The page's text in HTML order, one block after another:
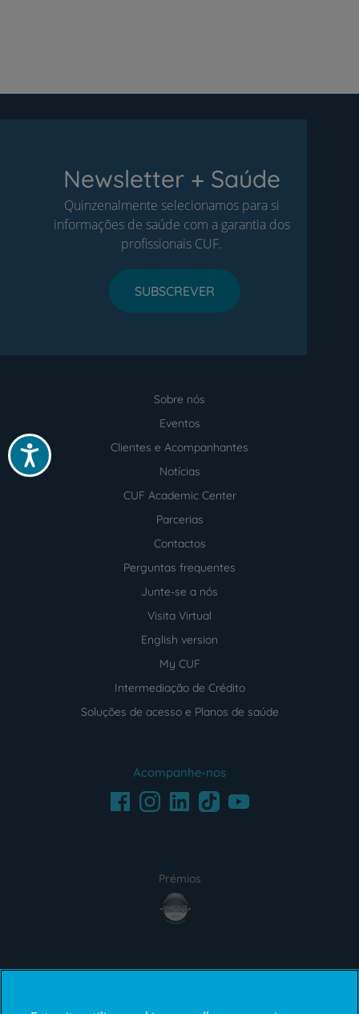
Acessibilidade
Newsletter + Saúde
Quinzenalmente selecionamos para si
informações de saúde com a garantia dos
profissionais CUF.
SUBSCREVER
Sobre nós
Eventos
Clientes e Acompanhantes
Notícias
CUF Academic Center
Parcerias
Contactos
Perguntas frequentes
Junte-se a nós
Visita Virtual
English version
My CUF
Intermediação de Crédito
Soluções de acesso e Planos de saúde
Acompanhe-nos
FacebookInstagramLinkedInTikTokYoutube
Prémios
award4